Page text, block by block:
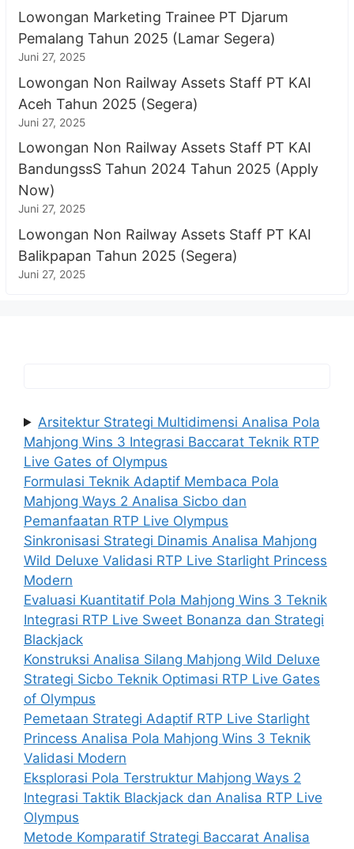
Lowongan Marketing Trainee PT Djarum
Pemalang Tahun 2025 (Lamar Segera)
Juni 27, 2025
Lowongan Non Railway Assets Staff PT KAI
Aceh Tahun 2025 (Segera)
Juni 27, 2025
Lowongan Non Railway Assets Staff PT KAI
BandungssS Tahun 2024 Tahun 2025 (Apply
Now)
Juni 27, 2025
Lowongan Non Railway Assets Staff PT KAI
Balikpapan Tahun 2025 (Segera)
Juni 27, 2025
Arsitektur Strategi Multidimensi Analisa Pola
Mahjong Wins 3 Integrasi Baccarat Teknik RTP
Live Gates of Olympus
Formulasi Teknik Adaptif Membaca Pola
Mahjong Ways 2 Analisa Sicbo dan
Pemanfaatan RTP Live Olympus
Sinkronisasi Strategi Dinamis Analisa Mahjong
Wild Deluxe Validasi RTP Live Starlight Princess
Modern
Evaluasi Kuantitatif Pola Mahjong Wins 3 Teknik
Integrasi RTP Live Sweet Bonanza dan Strategi
Blackjack
Konstruksi Analisa Silang Mahjong Wild Deluxe
Strategi Sicbo Teknik Optimasi RTP Live Gates
of Olympus
Pemetaan Strategi Adaptif RTP Live Starlight
Princess Analisa Pola Mahjong Wins 3 Teknik
Validasi Modern
Eksplorasi Pola Terstruktur Mahjong Ways 2
Integrasi Taktik Blackjack dan Analisa RTP Live
Olympus
Metode Komparatif Strategi Baccarat Analisa